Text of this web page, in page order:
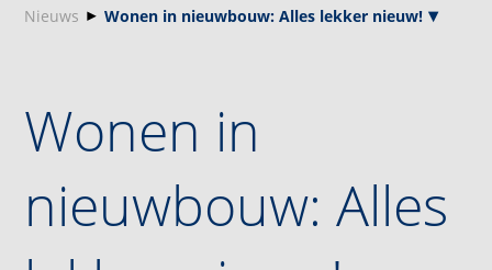
Nieuws Wonen in nieuwbouw: Alles lekker nieuw!
Wonen in
nieuwbouw: Alles